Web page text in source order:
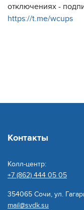
отключениях -
https://t.me/wcups
Контакты
Колл-центр:
+7 (862) 444 05 05
354065 Сочи, ул.
mail@svdk.su